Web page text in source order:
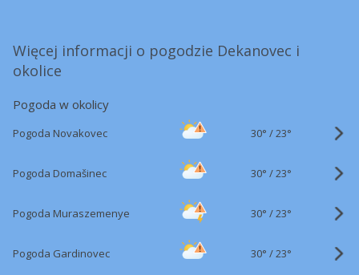
Więcej informacji o pogodzie Dekanovec i
okolice
Pogoda w okolicy
Pogoda Novakovec 30° /23°
Pogoda Domašinec 30° /23°
Pogoda Muraszemenye 30° /23°
Pogoda Gardinovec 30° /23°